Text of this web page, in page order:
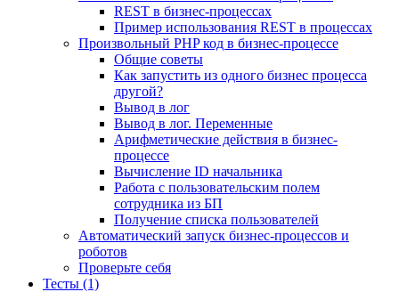
REST в бизнес-процессах
Пример использования REST в процессах
Произвольный PHP код в бизнес-процессе
Общие советы
Как запустить из одного бизнес процесса
другой?
Вывод в лог
Вывод в лог. Переменные
Арифметические действия в бизнес-
процессе
Вычисление ID начальника
Работа с пользовательским полем
сотрудника из БП
Получение списка пользователей
Автоматический запуск бизнес-процессов и
роботов
Проверьте себя
Тесты (1)